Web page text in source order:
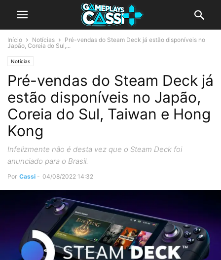
Início Notícias
Pré-vendas do Steam Deck já estão disponíveis no
Japão, Coreia do Sul,...
Notícias
Pré-vendas do Steam Deck já
estão disponíveis no Japão,
Coreia do Sul, Taiwan e Hong
Kong
Infelizmente não é desta vez que o Steam Deck foi
anunciado para o Brasil.
Por Cassi - 04/08/2022 14:32